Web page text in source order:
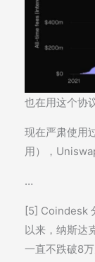
也在用这个协议
现在严肃使用
用），
…
[5] Coindesk
以来，纳斯达
一直不跌破8